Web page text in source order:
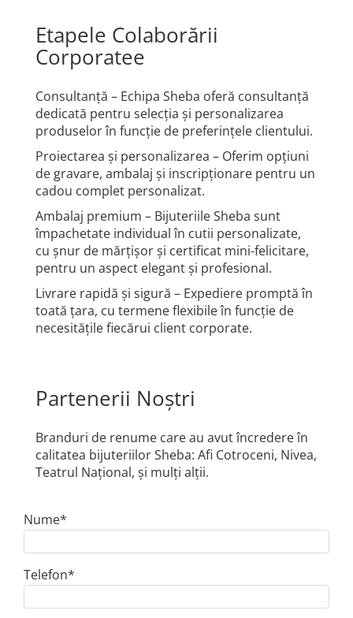
Etapele Colaborării
Corporatee
Consultanță – Echipa Sheba oferă consultanță
dedicată pentru selecția și personalizarea
produselor în funcție de preferințele clientului.
Proiectarea și personalizarea – Oferim opțiuni
de gravare, ambalaj și inscripționare pentru un
cadou complet personalizat.
Ambalaj premium – Bijuteriile Sheba sunt
împachetate individual în cutii personalizate,
cu șnur de mărțișor și certificat mini-felicitare,
pentru un aspect elegant și profesional.
Livrare rapidă și sigură – Expediere promptă în
toată țara, cu termene flexibile în funcție de
necesitățile fiecărui client corporate.
Partenerii Noștri
Branduri de renume care au avut încredere în
calitatea bijuteriilor Sheba: Afi Cotroceni, Nivea,
Teatrul Național, și mulți alții.
Nume*
Telefon*